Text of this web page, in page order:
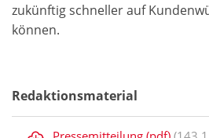
zukünftig schneller auf
können.
Redaktionsmaterial